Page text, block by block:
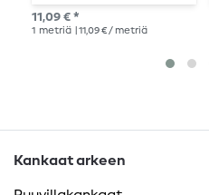
11,09 € *
1 metriä | 11,09 € / metriä
Kankaat arkeen